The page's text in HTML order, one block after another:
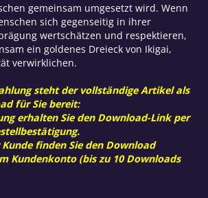
gemeinsam umgesetzt wird. Wenn
sich gegenseitig in ihrer
wertschätzen und respektieren,
ein goldenes Dreieck von Ikigai,
verwirklichen.
steht der vollständige Artikel als
für Sie bereit:
erhalten Sie den Download-Link per
finden Sie den Download
Kundenkonto (bis zu 10 Downloads